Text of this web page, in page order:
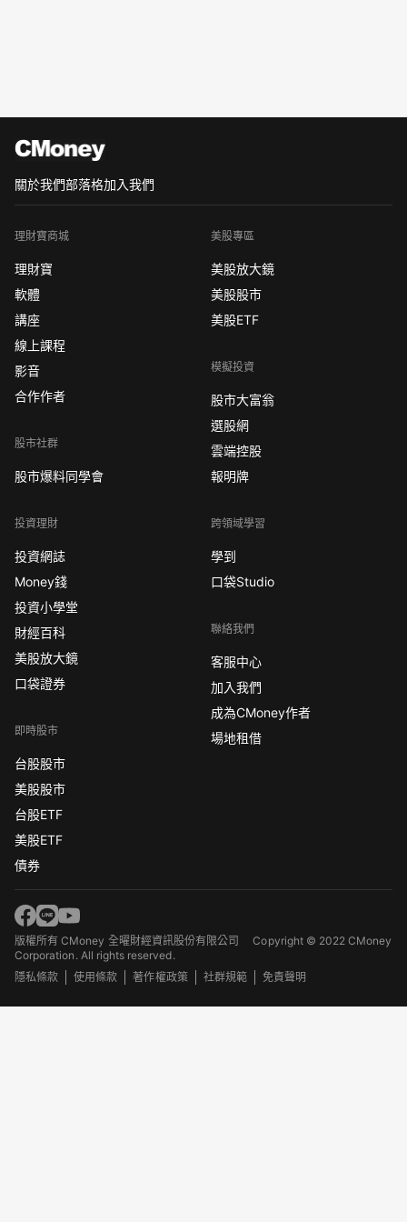
關於我們部落格加入我們
理財寶商城
理財寶
軟體
講座
線上課程
影音
合作作者
股市社群
股市爆料同學會
投資理財
投資網誌
Money錢
投資小學堂
財經百科
美股放大鏡
口袋證券
即時股市
台股股市
美股股市
台股ETF
美股ETF
債券
美股專區
美股放大鏡
美股股市
美股ETF
模擬投資
股市大富翁
選股網
雲端控股
報明牌
跨領域學習
學到
口袋Studio
聯絡我們
客服中心
加入我們
成為CMoney作者
場地租借
版權所有 CMoney 全曜財經資訊股份有限公司Copyright © 2022 CMoney
Corporation. All rights reserved.
隱私條款
使用條款 著作權政策 社群規範 免責聲明